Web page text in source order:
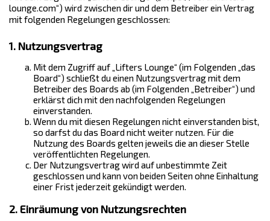
lounge.com“) wird zwischen dir und dem Betreiber ein Vertrag
mit folgenden Regelungen geschlossen:
1. Nutzungsvertrag
Mit dem Zugriff auf „Lifters Lounge“ (im Folgenden „das
Board“) schließt du einen Nutzungsvertrag mit dem
Betreiber des Boards ab (im Folgenden „Betreiber“) und
erklärst dich mit den nachfolgenden Regelungen
einverstanden.
Wenn du mit diesen Regelungen nicht einverstanden bist,
so darfst du das Board nicht weiter nutzen. Für die
Nutzung des Boards gelten jeweils die an dieser Stelle
veröffentlichten Regelungen.
Der Nutzungsvertrag wird auf unbestimmte Zeit
geschlossen und kann von beiden Seiten ohne Einhaltung
einer Frist jederzeit gekündigt werden.
2. Einräumung von Nutzungsrechten